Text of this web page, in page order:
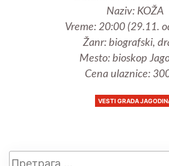
Naziv: KOŽA
Vreme: 20:00 (29.11.
Žanr: biografski,
Mesto: bioskop
Cena ulaznice:
VESTI GRADA